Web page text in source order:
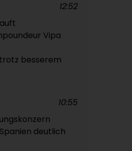
Vipa
besserem
12:52
deutlich
10:55